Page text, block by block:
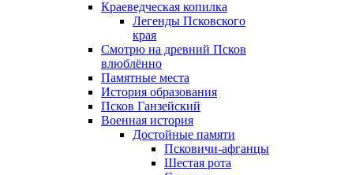
Краеведческая копилка
Легенды Псковского
края
Смотрю на древний Псков
влюблённо
Памятные места
История образования
Псков Ганзейский
Военная история
Достойные памяти
Псковичи-афганцы
Шестая рота